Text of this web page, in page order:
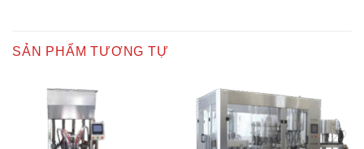
SẢN PHẨM TƯƠNG TỰ